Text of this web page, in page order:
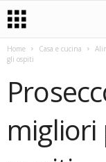
Home Casa e cucina
gli ospiti
migliori